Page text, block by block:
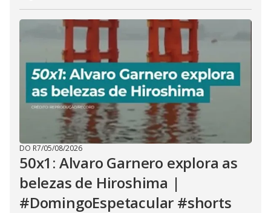
DO R7/05/08/2026
50x1: Alvaro Garnero explora as
belezas de Hiroshima |
#DomingoEspetacular #shorts